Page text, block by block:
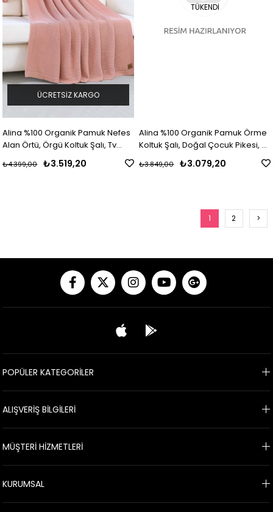
Alina %100 Organik Pamuk Nefes
Alan Örtü, Örgü Koltuk Şalı, Tv
₺3.519,20
₺4.399,00
ÜCRETSIZ KARGO
TÜKENDI
Alina %100 Organik Pamuk Örme
Koltuk Şalı, Doğal Çocuk Pikesi, Tv
₺3.079,20
₺3.849,00
1 2 >
POPÜLER KATEGORİLER
ALIŞVERİŞ BİLGİLERİ
MÜŞTERİ HİZMETLERİ
KURUMSAL